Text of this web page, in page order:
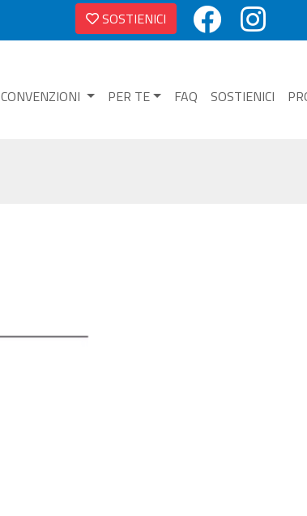
SOSTIENICI
CONVENZIONI PER TE FAQ SOSTIENICI